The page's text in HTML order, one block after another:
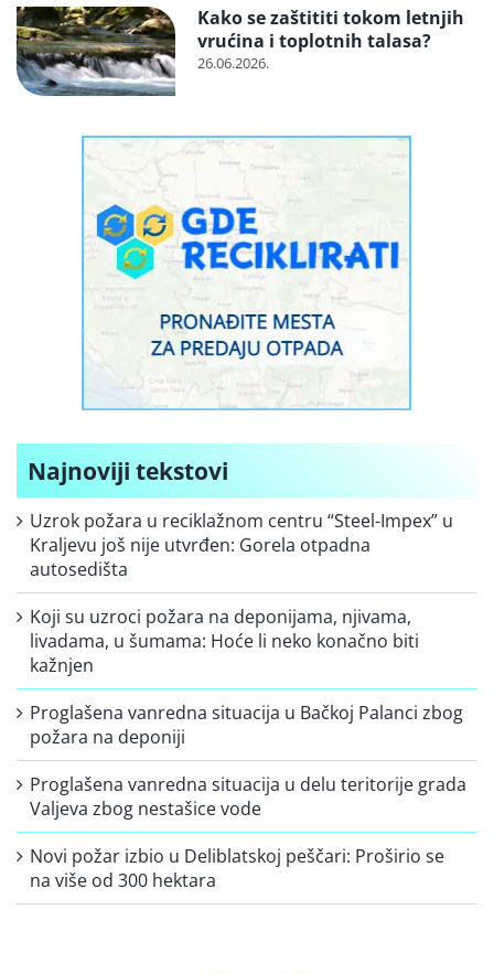
Kako se zaštititi tokom letnjih
vrućina i toplotnih talasa?
26.06.2026.
Najnoviji tekstovi
Uzrok požara u reciklažnom centru “Steel-Impex” u
Kraljevu još nije utvrđen: Gorela otpadna
autosedišta
Koji su uzroci požara na deponijama, njivama,
livadama, u šumama: Hoće li neko konačno biti
kažnjen
Proglašena vanredna situacija u Bačkoj Palanci zbog
požara na deponiji
Proglašena vanredna situacija u delu teritorije grada
Valjeva zbog nestašice vode
Novi požar izbio u Deliblatskoj peščari: Proširio se
na više od 300 hektara